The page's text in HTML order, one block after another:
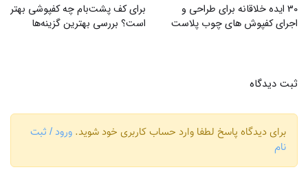
برای طراحی و
های چوب پلاست
برای کف پشت‌بام چه کفپوشی بهتر
است؟ بررسی بهترین گزینه‌ها
روش های از
روی فرش
ثبت دیدگاه
برای دیدگاه پاسخ لطفا وارد حساب کاربری خود شوید. ورود / ثبت
نام